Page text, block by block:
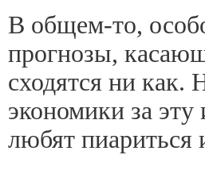
В общем-то,
прогнозы,
сходятся ни как.
экономики за
любят пиариться